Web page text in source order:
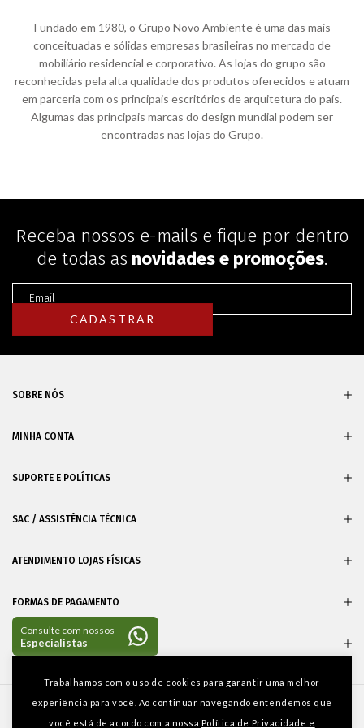
Fundado em 1980, o Grupo Novo Ambiente é uma das mais
conceituadas e sólidas empresas brasileiras no mercado de
mobiliário residencial e corporativo. As lojas do grupo são
reconhecidas pela alta qualidade dos produtos oferecidos e atuam
em parceria com os principais escritórios de arquitetura do país.
Algumas das principais marcas do design mundial podem ser
encontradas nas lojas do Grupo.
Receba nossos e-mails e fique por dentro
de todas as novidades e promoções.
SOBRE NÓS
MINHA CONTA
SUPORTE E POLÍTICAS
SAC / ASSISTÊNCIA TÉCNICA
ATENDIMENTO LOJAS FÍSICAS
FORMAS DE PAGAMENTO
CERTIFICADOS
Trabalhamos com o uso de cookies para garantir uma melhor
experiência para você. Ao continuar navegando entendemos que
você está de acordo com a nossa Política de Privacidade e
contato